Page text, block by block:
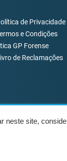
de Privacidade
e Condições
GP Forense
de Reclamações
Livro de
neste site,